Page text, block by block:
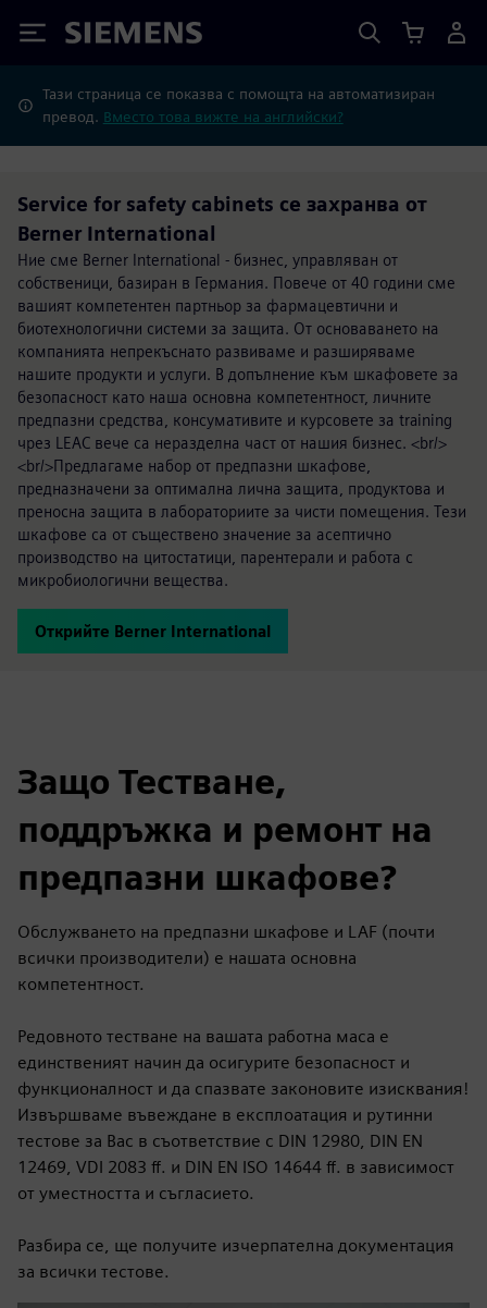
Siemens
Тази страница се показва с помощта на автоматизиран
превод. Вместо това вижте на английски?
Service for safety cabinets се захранва от
Berner International
Ние сме Berner International - бизнес, управляван от
собственици, базиран в Германия. Повече от 40 години сме
вашият компетентен партньор за фармацевтични и
биотехнологични системи за защита. От основаването на
компанията непрекъснато развиваме и разширяваме
нашите продукти и услуги. В допълнение към шкафовете за
безопасност като наша основна компетентност, личните
предпазни средства, консумативите и курсовете за training
чрез LEAC вече са неразделна част от нашия бизнес. <br/>
<br/>Предлагаме набор от предпазни шкафове,
предназначени за оптимална лична защита, продуктова и
преносна защита в лабораториите за чисти помещения. Тези
шкафове са от съществено значение за асептично
производство на цитостатици, парентерали и работа с
микробиологични вещества.
Открийте Berner International
Защо Тестване,
поддръжка и ремонт на
предпазни шкафове?
Обслужването на предпазни шкафове и LAF (почти
всички производители) е нашата основна
компетентност.
Редовното тестване на вашата работна маса е
единственият начин да осигурите безопасност и
функционалност и да спазвате законовите изисквания!
Извършваме въвеждане в експлоатация и рутинни
тестове за Вас в съответствие с DIN 12980, DIN EN
12469, VDI 2083 ff. и DIN EN ISO 14644 ff. в зависимост
от уместността и съгласието.
Разбира се, ще получите изчерпателна документация
за всички тестове.